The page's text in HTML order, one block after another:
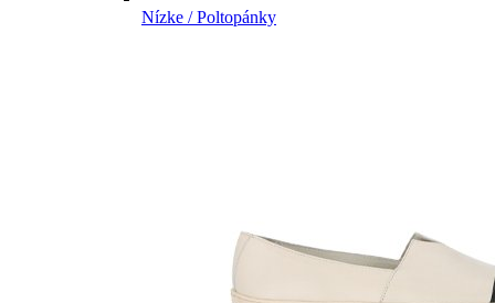
Nízke / Poltopánky